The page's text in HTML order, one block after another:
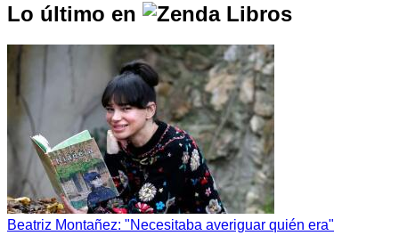
Lo último en
Beatriz Montañez: "Necesitaba averiguar quién era"